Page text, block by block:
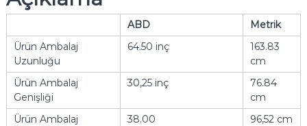
ABD
Metrik
Ürün Ambalaj
Uzunluğu
64.50 inç
163.83
cm
Ürün Ambalaj
Genişliği
30,25 inç
76.84
cm
Ürün Ambalaj
38.00 96,52 cm